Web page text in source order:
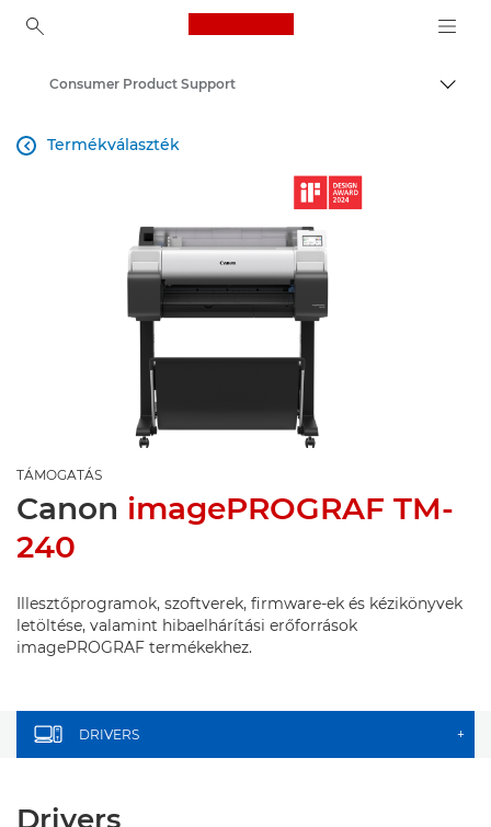
Canon Logo, back to
Consumer Product Support
Termékválaszték

TÁMOGATÁS
Canon imagePROGRAF TM-
240
Illesztőprogramok, szoftverek, firmware-ek és kézikönyvek
letöltése, valamint hibaelhárítási erőforrások
imagePROGRAF termékekhez.
DRIVERS +
Drivers